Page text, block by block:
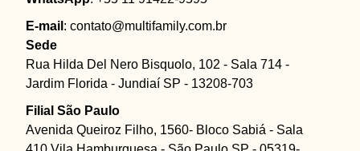
E-mail : contato@multifamily.com.br
Sede
Rua Hilda Del Nero Bisquolo, 102 - Sala 714 -
Jardim Florida - Jundiaí SP - 13208-703
Filial São Paulo
Avenida Queiroz Filho, 1560- Bloco Sabiá - Sala